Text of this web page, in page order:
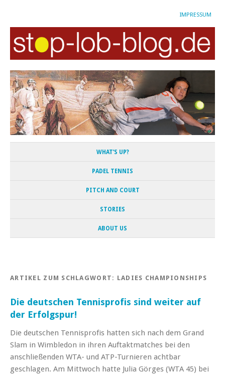
IMPRESSUM
WHAT’S UP?
PADEL TENNIS
PITCH AND COURT
STORIES
ABOUT US
ARTIKEL ZUM SCHLAGWORT: LADIES CHAMPIONSHIPS
Die deutschen Tennisprofis sind weiter auf
der Erfolgspur!
Die deutschen Tennisprofis hatten sich nach dem Grand
Slam in Wimbledon in ihren Auftaktmatches bei den
anschließenden WTA- und ATP-Turnieren achtbar
geschlagen. Am Mittwoch hatte Julia Görges (WTA 45) bei